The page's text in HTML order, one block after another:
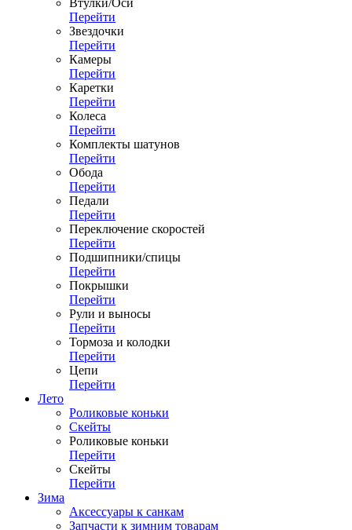
Втулки/Оси
Перейти
Звездочки
Перейти
Камеры
Перейти
Каретки
Перейти
Колеса
Перейти
Комплекты шатунов
Перейти
Обода
Перейти
Педали
Перейти
Переключение скоростей
Перейти
Подшипники/спицы
Перейти
Покрышки
Перейти
Рули и выносы
Перейти
Тормоза и колодки
Перейти
Цепи
Перейти
Лето
Роликовые коньки
Скейты
Роликовые коньки
Перейти
Скейты
Перейти
Зима
Аксессуары к санкам
Запчасти к зимним товарам